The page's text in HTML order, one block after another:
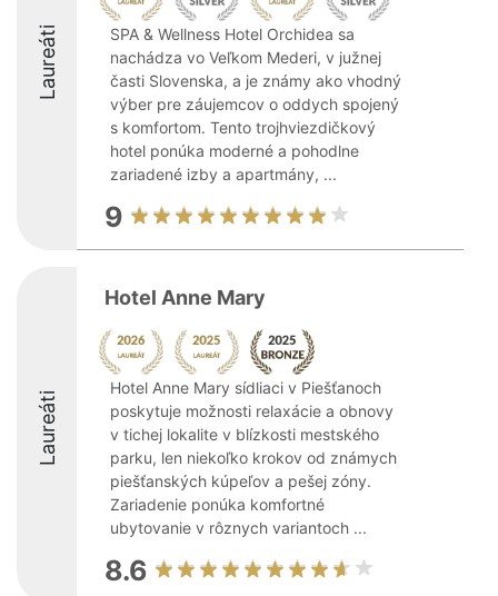
Laureáti
SPA & Wellness Hotel Orchidea sa
nachádza vo Veľkom Mederi, v južnej
časti Slovenska, a je známy ako vhodný
výber pre záujemcov o oddych spojený
s komfortom. Tento trojhviezdičkový
hotel ponúka moderné a pohodlne
zariadené izby a apartmány, ...
9
Laureáti
Hotel Anne Mary
Hotel Anne Mary sídliaci v Piešťanoch
poskytuje možnosti relaxácie a obnovy
v tichej lokalite v blízkosti mestského
parku, len niekoľko krokov od známych
piešťanských kúpeľov a pešej zóny.
Zariadenie ponúka komfortné
ubytovanie v rôznych variantoch ...
8.6